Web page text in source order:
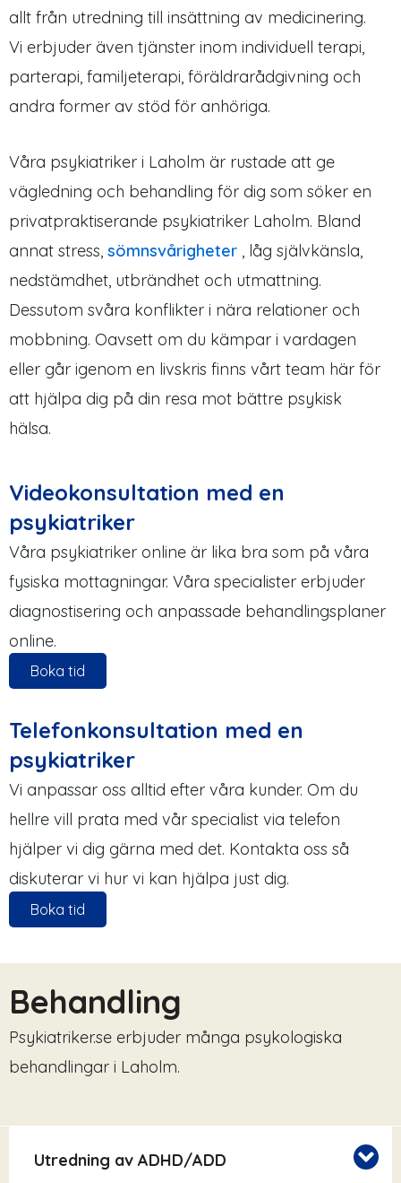
allt från utredning till insättning av medicinering.
Vi erbjuder även tjänster inom individuell terapi,
parterapi, familjeterapi, föräldrarådgivning och
andra former av stöd för anhöriga.
Våra psykiatriker i Laholm är rustade att ge
vägledning och behandling för dig som söker en
privatpraktiserande psykiatriker Laholm. Bland
annat stress, sömnsvårigheter , låg självkänsla,
nedstämdhet, utbrändhet och utmattning.
Dessutom svåra konflikter i nära relationer och
mobbning. Oavsett om du kämpar i vardagen
eller går igenom en livskris finns vårt team här för
att hjälpa dig på din resa mot bättre psykisk
hälsa.
Videokonsultation med en
psykiatriker
Våra psykiatriker online är lika bra som på våra
fysiska mottagningar. Våra specialister erbjuder
diagnostisering och anpassade behandlingsplaner
online.
Boka tid
Telefonkonsultation med en
psykiatriker
Vi anpassar oss alltid efter våra kunder. Om du
hellre vill prata med vår specialist via telefon
hjälper vi dig gärna med det. Kontakta oss så
diskuterar vi hur vi kan hjälpa just dig.
Boka tid
Behandling
Psykiatriker.se erbjuder många psykologiska
behandlingar i Laholm.
Utredning av ADHD/ADD